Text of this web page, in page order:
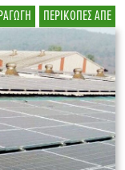
ΠΕΡΙΚΟΠΕΣ ΑΠΕ